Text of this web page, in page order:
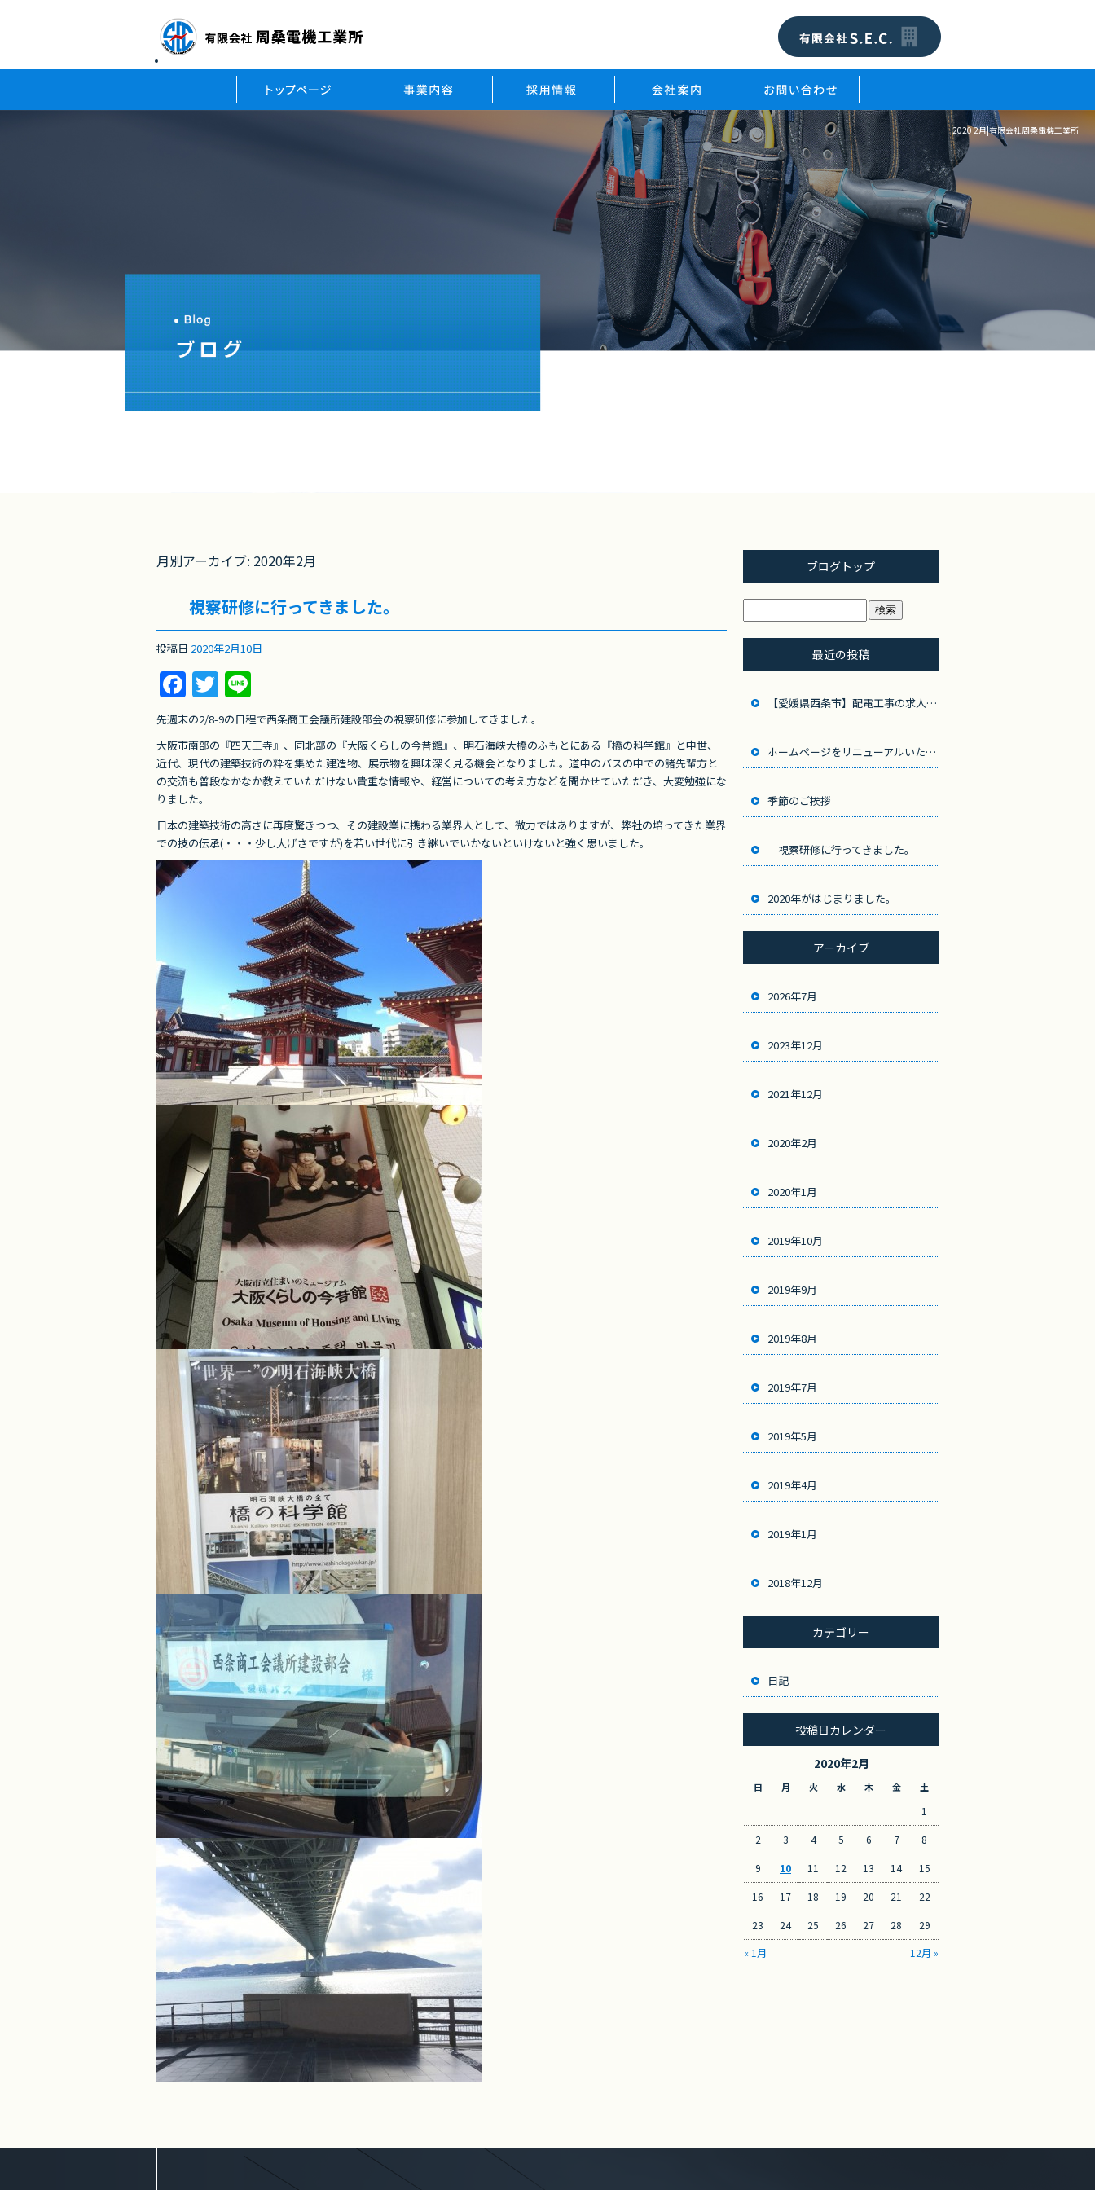
2020 2月|有限会社周桑電機工業所
月別アーカイブ: 2020年2月
視察研修に行ってきました。
投稿日 2020年2月10日
F
a
c
e
b
o
o
k
T
w
itt
er
n
e
先週末の2/8-9の日程で西条商工会議所建設部会の視察研修に参加してきました。
大阪市南部の『四天王寺』、同北部の『大阪くらしの今昔館』、明石海峡大橋のふもとにある『橋の科学館』と中世、
近代、現代の建築技術の粋を集めた建造物、展示物を興味深く見る機会となりました。道中のバスの中での諸先輩方と
の交流も普段なかなか教えていただけない貴重な情報や、経営についての考え方などを聞かせていただき、大変勉強にな
りました。
日本の建築技術の高さに再度驚きつつ、その建設業に携わる業界人として、微力ではありますが、弊社の培ってきた業界
での技の伝承(・・・少し大げさですが)を若い世代に引き継いでいかないといけないと強く思いました。
ブログトップ
最近の投稿
【愛媛県西条市】配電工事の求人募集！地域のインフラを支えるやりがいのある仕事
ホームページをリニューアルいたしました。
季節のご挨拶
視察研修に行ってきました。
2020年がはじまりました。
アーカイブ
2026年7月
2023年12月
2021年12月
2020年2月
2020年1月
2019年10月
2019年9月
2019年8月
2019年7月
2019年5月
2019年4月
2019年1月
2018年12月
カテゴリー
日記
投稿日カレンダー
2020年2月
日 月 火 水 木 金 土
« 1月 12月 »
1
2 3 4 5 6 7 8
9 10 11 12 13 14 15
16 17 18 19 20 21 22
23 24 25 26 27 28 29